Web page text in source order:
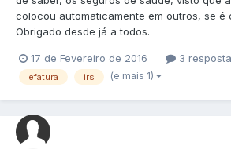
colocou automaticamente em outros, se é
Obrigado desde já a todos.
17 de Fevereiro de 2016 3
efatura irs (e mais 1)